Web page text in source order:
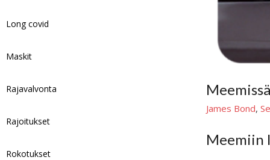
James Bond,
Meemiin
Long covid
Maskit
Rajavalvonta
Rajoitukset
Rokotukset